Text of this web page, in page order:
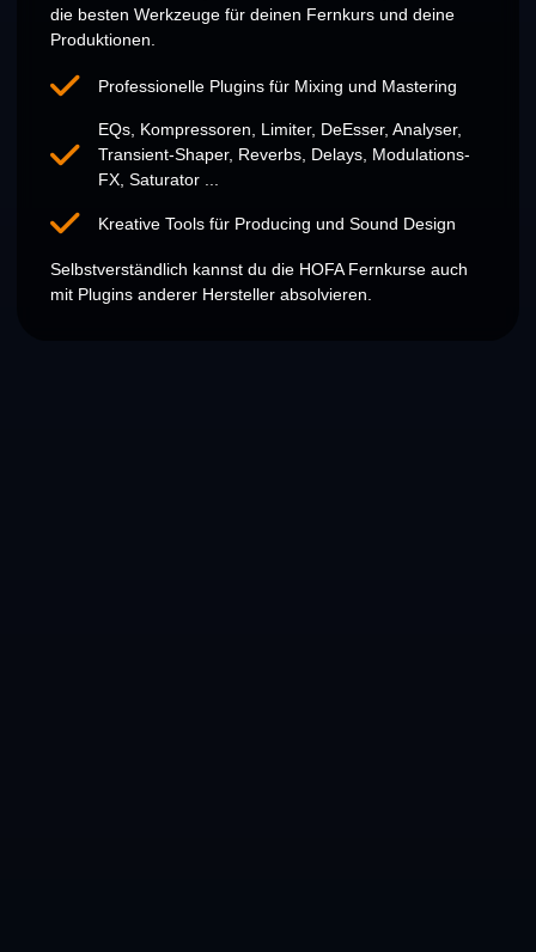
die besten Werkzeuge für deinen Fernkurs und deine
Produktionen.
Professionelle Plugins für Mixing und Mastering
EQs, Kompressoren, Limiter, DeEsser, Analyser,
Transient-Shaper, Reverbs, Delays, Modulations-
FX, Saturator ...
Kreative Tools für Producing und Sound Design
Selbstverständlich kannst du die HOFA Fernkurse auch
mit Plugins anderer Hersteller absolvieren.